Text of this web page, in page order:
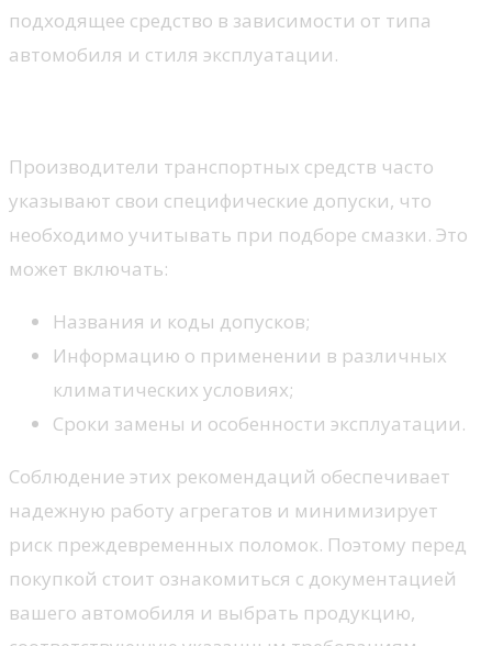
подходящее средство в зависимости от типа
автомобиля и стиля эксплуатации.
Производители транспортных средств часто
указывают свои специфические допуски, что
необходимо учитывать при подборе смазки. Это
может включать:
Названия и коды допусков;
Информацию о применении в различных
климатических условиях;
Сроки замены и особенности эксплуатации.
Соблюдение этих рекомендаций обеспечивает
надежную работу агрегатов и минимизирует
риск преждевременных поломок. Поэтому перед
покупкой стоит ознакомиться с документацией
вашего автомобиля и выбрать продукцию,